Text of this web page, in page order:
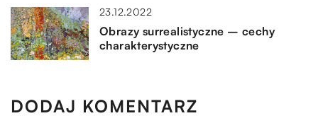
23.12.2022
Obrazy surrealistyczne – cechy
charakterystyczne
DODAJ KOMENTARZ